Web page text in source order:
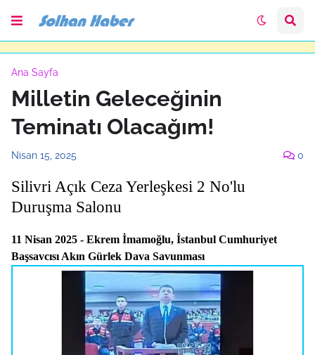
Ana Sayfa
Milletin Geleceğinin
Teminatı Olacağım!
Nisan 15, 2025 0
Silivri Açık Ceza Yerleşkesi 2 No'lu
Duruşma Salonu
11 Nisan 2025 - Ekrem İmamoğlu, İstanbul Cumhuriyet
Başsavcısı Akın Gürlek Dava Savunması